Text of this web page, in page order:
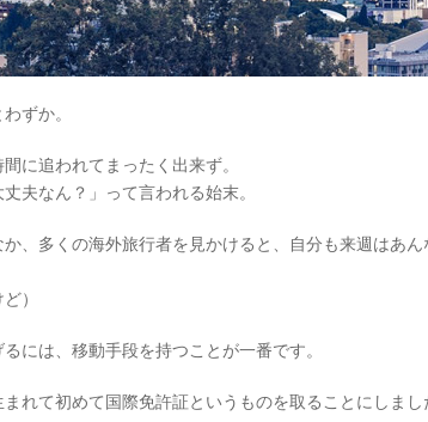
ずか。
に追われてまったく出来ず。
夫なん？」って言われる始末。
、多くの海外旅行者を見かけると、自分も来週はあ
）
には、移動手段を持つことが一番です。
れて初めて国際免許証というものを取ることにしまし